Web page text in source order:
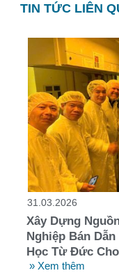
TIN TỨC LIÊN
31.03.2026
Xây Dựng
Nghiệp Bán
Học Từ Đức
» Xem thêm